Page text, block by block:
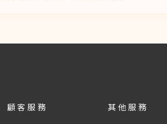
顧客服務 其他服務